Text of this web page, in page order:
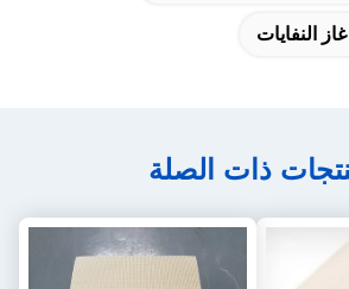
ذات الصلة